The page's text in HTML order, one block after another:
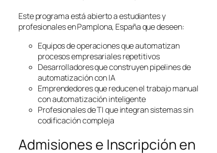
Este programa está abierto a estudiantes y
profesionales en Pamplona, España que deseen:
Equipos de operaciones que automatizan
procesos empresariales repetitivos
Desarrolladores que construyen pipelines de
automatización con IA
Emprendedores que reducen el trabajo manual
con automatización inteligente
Profesionales de TI que integran sistemas sin
codificación compleja
Admisiones e Inscripción en